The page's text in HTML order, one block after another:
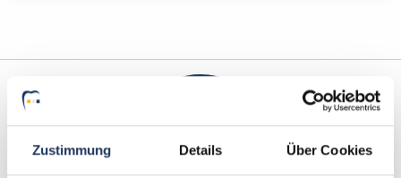
Zustimmung Details Über Cookies